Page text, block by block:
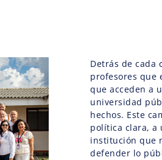
Detrás de cada
profesores que
que acceden a
universidad
hechos. Este
política clara, a
institución que
defender lo